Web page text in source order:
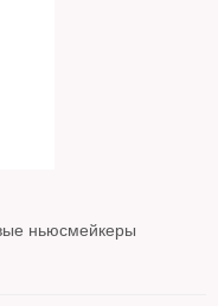
ньюсмейкеры